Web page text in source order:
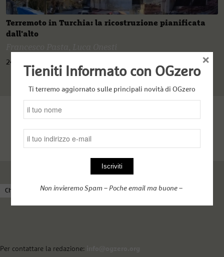
Terremoto in Turchia: la ricostruzione pianificata
dall'alto
24 Agosto 2023
Chi siamo Come funziona OGzero Complici nel web
Per contattare la redazione:
Tieniti Informato con OGzero
Ti terremo aggiornato sulle principali novità di OGzero
Non invieremo Spam – Poche email ma buone –
×